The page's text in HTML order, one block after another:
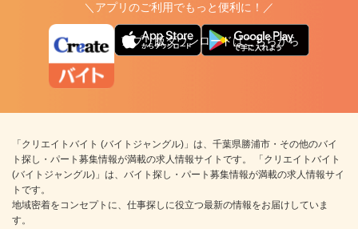
＼アプリのご利用でもっと便利に！／
アプリ版ダウンロードはこちらから
「クリエイトバイト (バイトジャングル)」は、千葉県勝浦市・その他のバイ
ト探し・パート募集情報が満載の求人情報サイトです。 「クリエイトバイト
(バイトジャングル)」は、バイト探し・パート募集情報が満載の求人情報サイ
トです。
地域密着をコンセプトに、仕事探しに役立つ最新の情報をお届けしていま
す。